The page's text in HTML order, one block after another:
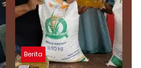
Berita